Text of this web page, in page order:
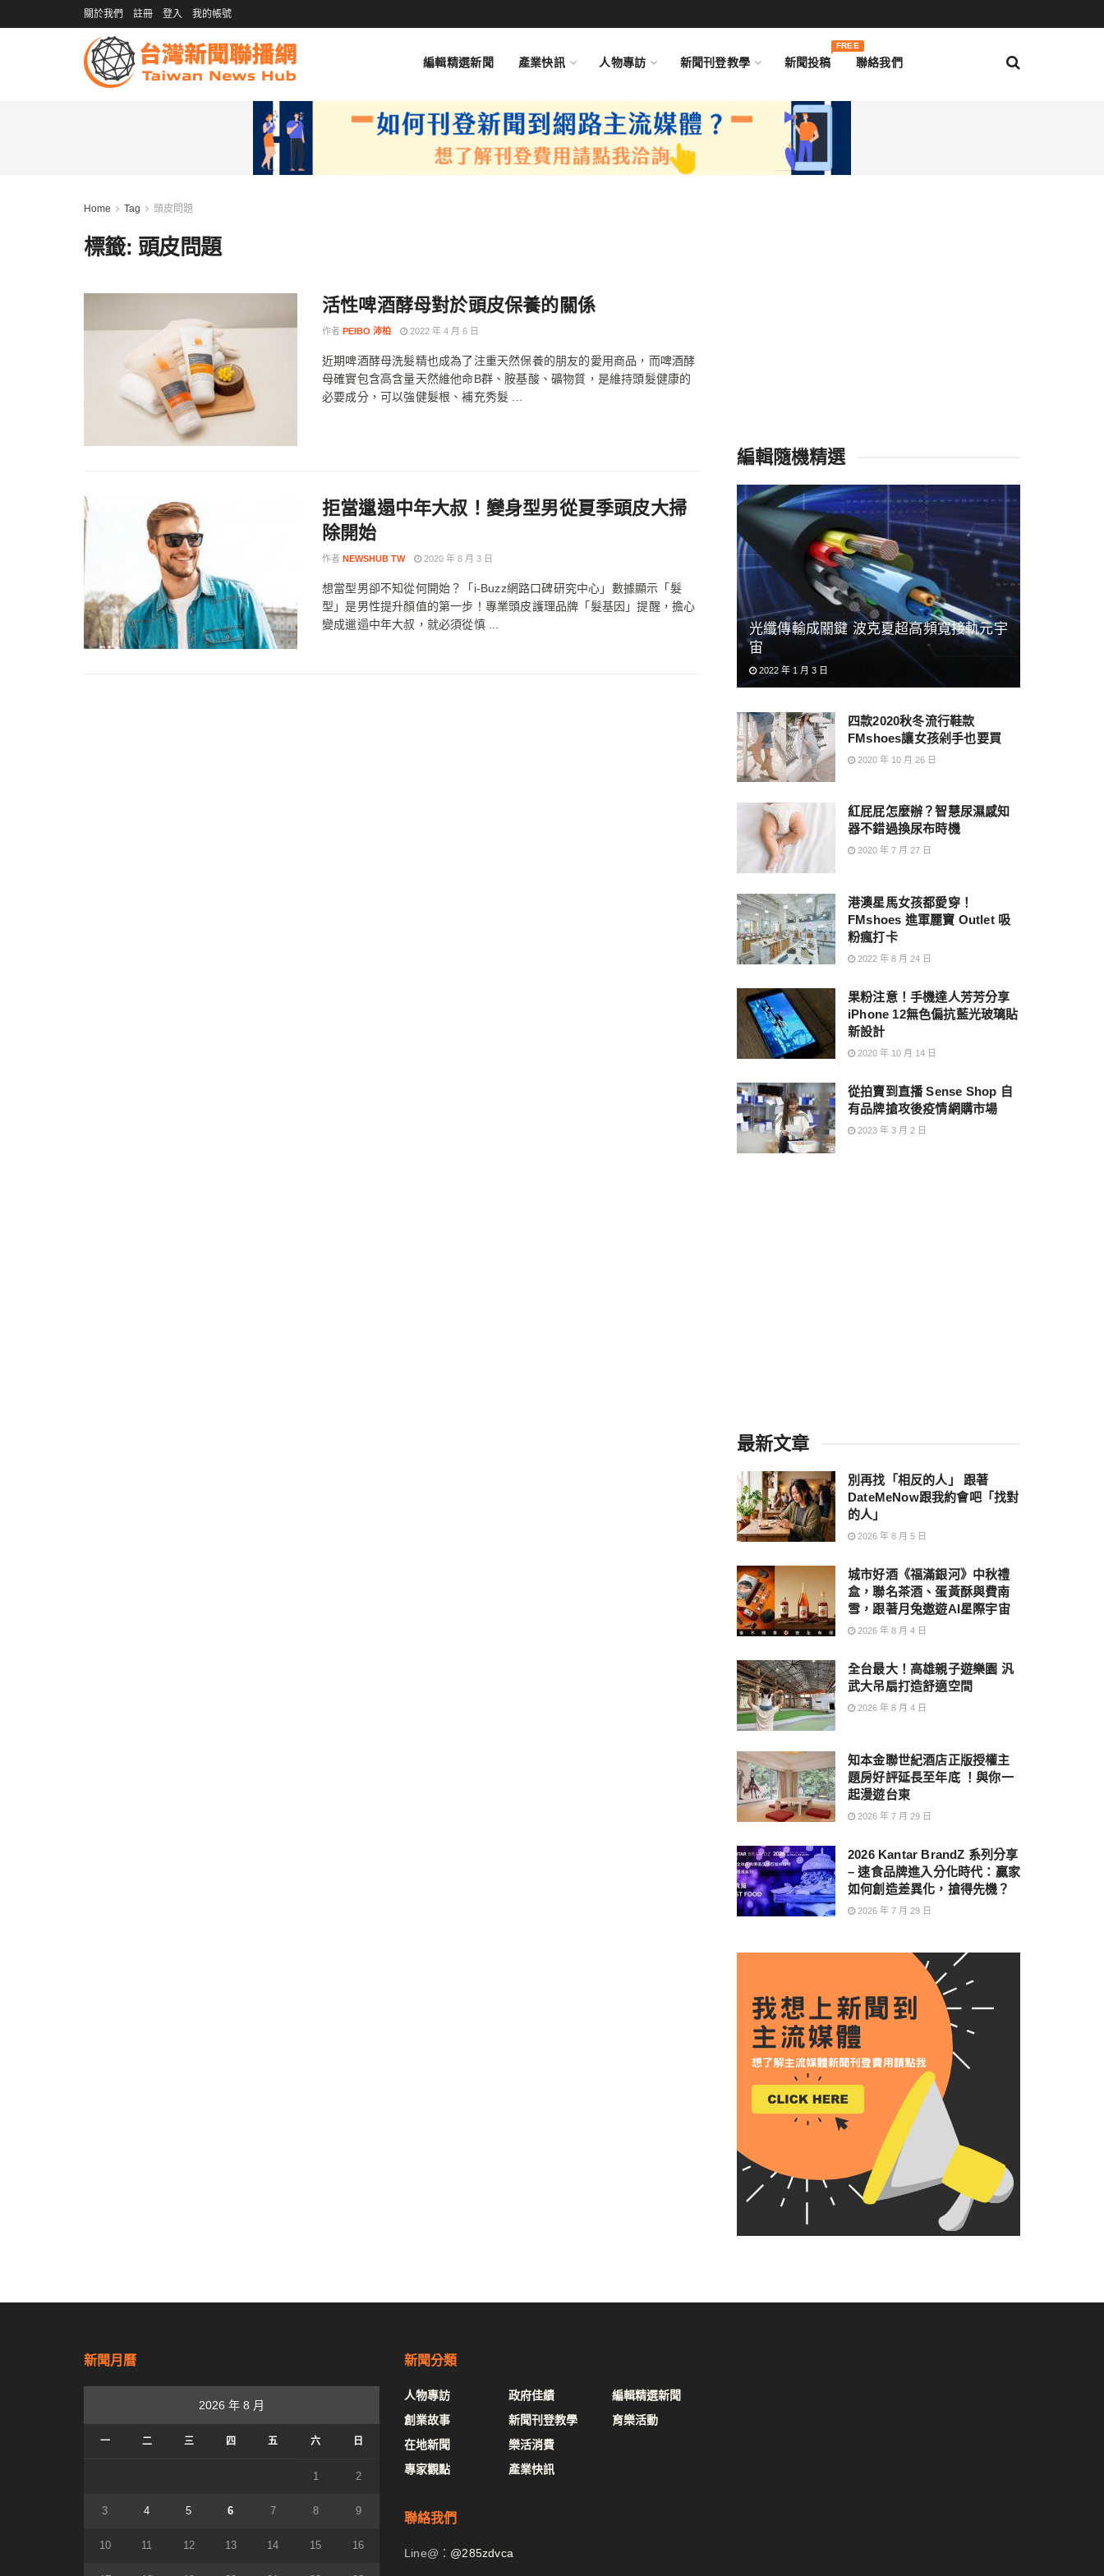
關於我們 註冊 登入 我的帳號
編輯精選新聞 產業快訊 人物專訪 新聞刊登教學 新聞投稿
FREE
聯絡我們
Home Tag 頭皮問題
標籤: 頭皮問題
活性啤酒酵母對於頭皮保養的關係
作者 PEIBO 沛柏 2022 年 4 月 6 日
近期啤酒酵母洗髮精也成為了注重天然保養的朋友的愛用商品，而啤酒酵
母確實包含高含量天然維他命B群、胺基酸、礦物質，是維持頭髮健康的
必要成分，可以強健髮根、補充秀髮 ...
拒當邋遢中年大叔！變身型男從夏季頭皮大掃
除開始
作者 NEWSHUB TW 2020 年 8 月 3 日
想當型男卻不知從何開始？「i-Buzz網路口碑研究中心」數據顯示「髮
型」是男性提升顏值的第一步！專業頭皮護理品牌「髮基因」提醒，擔心
變成邋遢中年大叔，就必須從慎 ...
編輯隨機精選
光纖傳輸成關鍵 波克夏超高頻寬接軌元宇
宙
2022 年 1 月 3 日
四款2020秋冬流行鞋款
FMshoes讓女孩剁手也要買
2020 年 10 月 26 日
紅屁屁怎麼辦？智慧尿濕感知
器不錯過換尿布時機
2020 年 7 月 27 日
港澳星馬女孩都愛穿！
FMshoes 進軍麗寶 Outlet 吸
粉瘋打卡
2022 年 8 月 24 日
果粉注意！手機達人芳芳分享
iPhone 12無色偏抗藍光玻璃貼
新設計
2020 年 10 月 14 日
從拍賣到直播 Sense Shop 自
有品牌搶攻後疫情網購市場
2023 年 3 月 2 日
最新文章
別再找「相反的人」 跟著
DateMeNow跟我約會吧「找對
的人」
2026 年 8 月 5 日
城市好酒《福滿銀河》中秋禮
盒，聯名茶酒、蛋黃酥與費南
雪，跟著月兔遨遊AI星際宇宙
2026 年 8 月 4 日
全台最大！高雄親子遊樂園 汎
武大吊扇打造舒適空間
2026 年 8 月 4 日
知本金聯世紀酒店正版授權主
題房好評延長至年底 ！與你一
起漫遊台東
2026 年 7 月 29 日
2026 Kantar BrandZ 系列分享
– 速食品牌進入分化時代：贏家
如何創造差異化，搶得先機？
2026 年 7 月 29 日
新聞月曆
2026 年 8 月
一 二 三 四 五 六 日
1 2
3 4 5 6 7 8 9
10 11 12 13 14 15 16
新聞分類
人物專訪
創業故事
在地新聞
專家觀點
政府佳績
新聞刊登教學
樂活消費
產業快訊
編輯精選新聞
育樂活動
聯絡我們
Line@： @285zdvca